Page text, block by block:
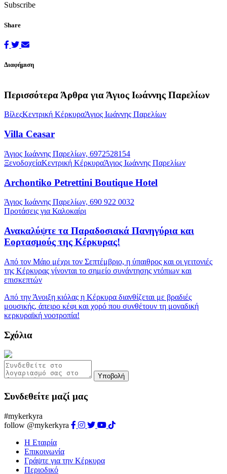
Subscribe
Share
Διαφήμιση
Περισσότερα Άρθρα για Άγιος Ιωάννης Παρελίων
ΒίλεςΚεντρική ΚέρκυραΆγιος Ιωάννης Παρελίων
Villa Ceasar
Άγιος Ιωάννης Παρελίων, 6972528154
ΞενοδοχείαΚεντρική ΚέρκυραΆγιος Ιωάννης Παρελίων
Archontiko Petrettini Boutique Hotel
Άγιος Ιωάννης Παρελίων, 690 922 0032
Προτάσεις για Καλοκαίρι
Ανακαλύψτε τα Παραδοσιακά Πανηγύρια και
Εορτασμούς της Κέρκυρας!
Από τον Μάιο μέχρι τον Σεπτέμβριο, η ύπαιθρος και οι γειτονιές
της Κέρκυρας γίνονται το σημείο συνάντησης ντόπιων και
επισκεπτών
Από την Άνοιξη κιόλας η Κέρκυρα διανθίζεται με βραδιές
μουσικής, άπειρο κέφι και χορό που συνθέτουν τη μοναδική
κερκυραϊκή νοοτροπία!
Σχόλια
Υποβολή
Συνδεθείτε μαζί μας
#mykerkyra
follow @mykerkyra
Η Εταιρία
Επικοινωνία
Γράψτε για την Κέρκυρα
Περιοδικό